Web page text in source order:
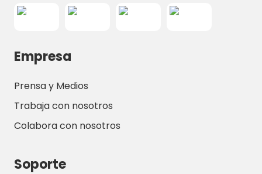
Empresa
Prensa y Medios
Trabaja con nosotros
Colabora con nosotros
Soporte